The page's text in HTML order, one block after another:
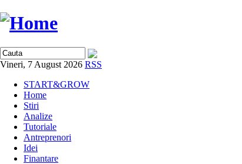
Vineri, 7 August 2026 RSS
START&GROW
Home
Stiri
Analize
Tutoriale
Antreprenori
Idei
Finantare